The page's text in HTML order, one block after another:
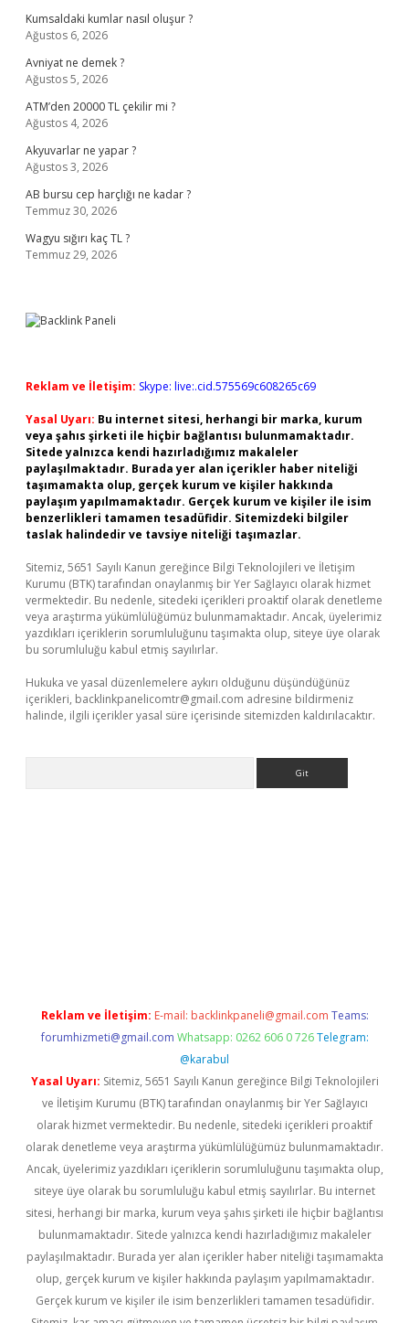
Kumsaldaki kumlar nasıl oluşur ?
Ağustos 6, 2026
Avniyat ne demek ?
Ağustos 5, 2026
ATM’den 20000 TL çekilir mi ?
Ağustos 4, 2026
Akyuvarlar ne yapar ?
Ağustos 3, 2026
AB bursu cep harçlığı ne kadar ?
Temmuz 30, 2026
Wagyu sığırı kaç TL ?
Temmuz 29, 2026
Reklam ve İletişim: Skype: live:.cid.575569c608265c69
Yasal Uyarı: Bu internet sitesi, herhangi bir marka, kurum
veya şahıs şirketi ile hiçbir bağlantısı bulunmamaktadır.
Sitede yalnızca kendi hazırladığımız makaleler
paylaşılmaktadır. Burada yer alan içerikler haber niteliği
taşımamakta olup, gerçek kurum ve kişiler hakkında
paylaşım yapılmamaktadır. Gerçek kurum ve kişiler ile isim
benzerlikleri tamamen tesadüfidir. Sitemizdeki bilgiler
taslak halindedir ve tavsiye niteliği taşımazlar.
Sitemiz, 5651 Sayılı Kanun gereğince Bilgi Teknolojileri ve İletişim
Kurumu (BTK) tarafından onaylanmış bir Yer Sağlayıcı olarak hizmet
vermektedir. Bu nedenle, sitedeki içerikleri proaktif olarak denetleme
veya araştırma yükümlülüğümüz bulunmamaktadır. Ancak, üyelerimiz
yazdıkları içeriklerin sorumluluğunu taşımakta olup, siteye üye olarak
bu sorumluluğu kabul etmiş sayılırlar.
Hukuka ve yasal düzenlemelere aykırı olduğunu düşündüğünüz
içerikleri, backlinkpanelicomtr@gmail.com adresine bildirmeniz
halinde, ilgili içerikler yasal süre içerisinde sitemizden kaldırılacaktır.
Reklam ve İletişim: E-mail: backlinkpaneli@gmail.com Teams:
forumhizmeti@gmail.com Whatsapp: 0262 606 0 726 Telegram:
@karabul
Yasal Uyarı: Sitemiz, 5651 Sayılı Kanun gereğince Bilgi Teknolojileri
ve İletişim Kurumu (BTK) tarafından onaylanmış bir Yer Sağlayıcı
olarak hizmet vermektedir. Bu nedenle, sitedeki içerikleri proaktif
olarak denetleme veya araştırma yükümlülüğümüz bulunmamaktadır.
Ancak, üyelerimiz yazdıkları içeriklerin sorumluluğunu taşımakta olup,
siteye üye olarak bu sorumluluğu kabul etmiş sayılırlar. Bu internet
sitesi, herhangi bir marka, kurum veya şahıs şirketi ile hiçbir bağlantısı
bulunmamaktadır. Sitede yalnızca kendi hazırladığımız makaleler
paylaşılmaktadır. Burada yer alan içerikler haber niteliği taşımamakta
olup, gerçek kurum ve kişiler hakkında paylaşım yapılmamaktadır.
Gerçek kurum ve kişiler ile isim benzerlikleri tamamen tesadüfidir.